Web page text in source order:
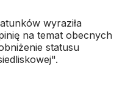
wyraziła
na temat obecnych
statusu